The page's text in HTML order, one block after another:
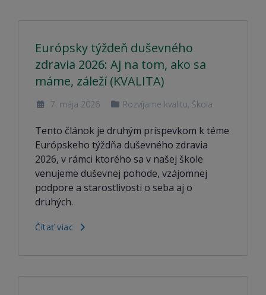
Európsky týždeň duševného
zdravia 2026: Aj na tom, ako sa
máme, záleží (KVALITA)
7. mája 2026 Rozvíjame kvalitu, Škola
Tento článok je druhým príspevkom k téme
Európskeho týždňa duševného zdravia
2026, v rámci ktorého sa v našej škole
venujeme duševnej pohode, vzájomnej
podpore a starostlivosti o seba aj o
druhých.
Čítať viac